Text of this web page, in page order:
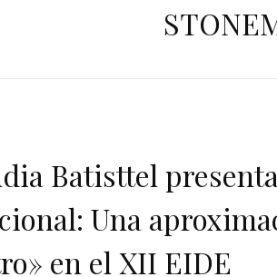
Batisttel
Una
en el XII EIDE